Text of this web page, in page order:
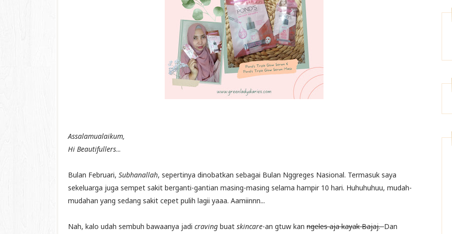
Assalamualaikum,
Hi Beautifullers...
Bulan Februari, Subhanallah, sepertinya dinobatkan sebagai Bulan Nggreges Nasional. Termasuk saya
sekeluarga juga sempet sakit berganti-gantian masing-masing selama hampir 10 hari. Huhuhuhuu, mudah-
mudahan yang sedang sakit cepet pulih lagii yaaa. Aamiinnn...
Nah, kalo udah sembuh bawaanya jadi craving buat skincare-an gtuw kan ngeles aja kayak Bajaj.Dan